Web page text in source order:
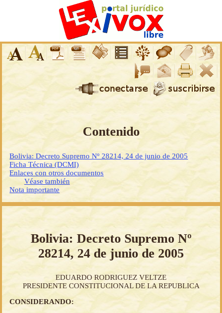
Contenido
Bolivia: Decreto Supremo Nº 28214, 24 de junio de 2005
Ficha Técnica (DCMI)
Enlaces con otros documentos
Véase también
Nota importante
Bolivia: Decreto Supremo Nº
28214, 24 de junio de 2005
EDUARDO RODRIGUEZ VELTZE
PRESIDENTE CONSTITUCIONAL DE LA REPUBLICA
CONSIDERANDO: